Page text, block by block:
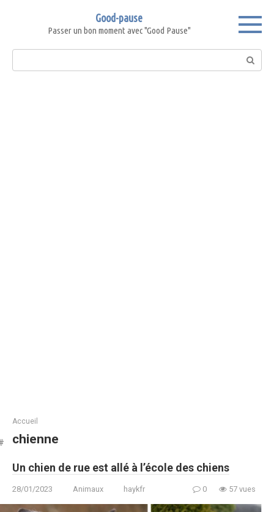
Good-pause
Passer un bon moment avec "Good Pause"
Search:
Accueil
chienne
Un chien de rue est allé à l’école des chiens
28/01/2023 Animaux haykfr 0 57 vues